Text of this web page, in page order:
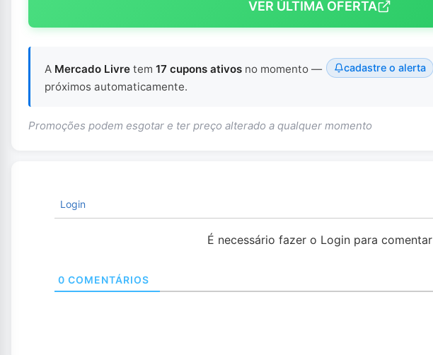
VER ÚLTIMA OFERTA
A Mercado Livre tem 17 cupons ativos no momento — cadastre o alerta
próximos automaticamente.
Promoções podem esgotar e ter preço alterado a qualquer momento
Login
É necessário fazer o Login para comentar
0 COMENTÁRIOS